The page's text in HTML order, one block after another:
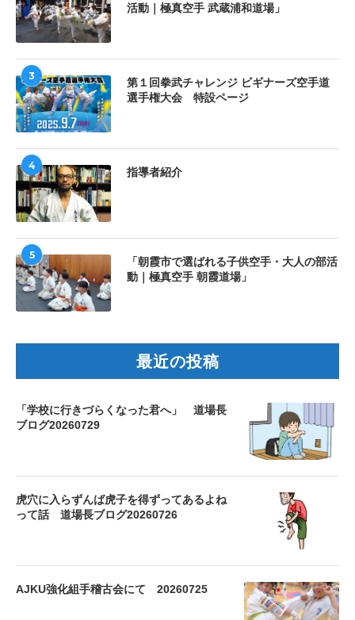
活動｜極真空手 武蔵浦和道場」
3
第１回拳武チャレンジ ビギナーズ空手道
選手権大会 特設ページ
4
指導者紹介
5
「朝霞市で選ばれる子供空手・大人の部活
動｜極真空手 朝霞道場」
最近の投稿
「学校に行きづらくなった君へ」 道場長
ブログ20260729
虎穴に入らずんば虎子を得ずってあるよね
って話 道場長ブログ20260726
AJKU強化組手稽古会にて 20260725